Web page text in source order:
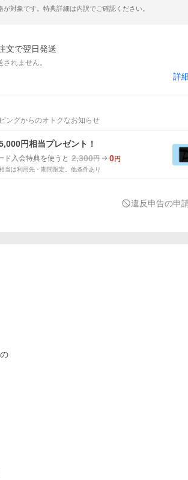
が対象です。特典詳細は内訳でご確認ください。
文で翌日発送
れません。
詳
ングからのオトクなお知らせ
円相当プレゼント！
ド入会特典を使うと 2,300円 0円
当は利用先・期間限定。他条件あり
違反申告の申